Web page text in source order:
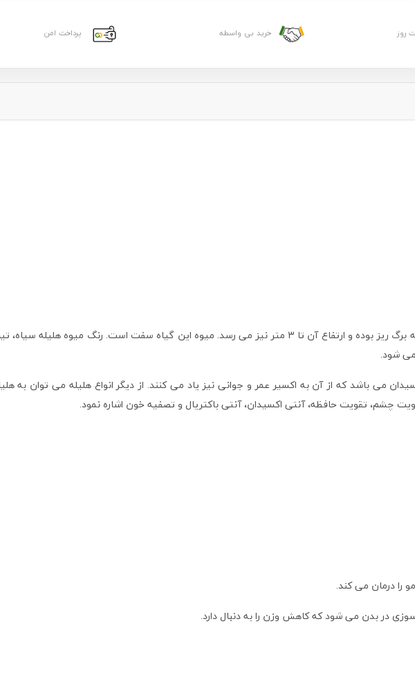
روز خرید بی واسطه پرداخت امن
هلیله سیاه گیاهی از خانواده بادام هندی بومی جنوب آسیا است که برگ ریز بوده و ارتفاع آن تا 3 متر نیز می رسد. میوه این
شود.
می باشد که از آن به اکسیر عمر و جوانی نیز یاد می کنند. از دیگر انواع هلیله می توان به
چشم، تقویت حافظه، آنتی اکسیدان، آنتی باکتریال و تصفیه خون اشاره نمود.
را درمان می کند.
در بدن می شود که کاهش وزن را به دنبال دارد.